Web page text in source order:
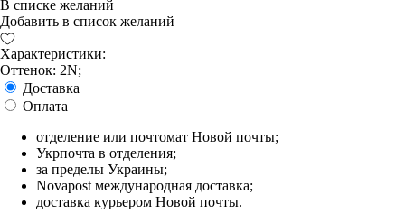
В списке желаний
Добавить в список желаний
Характеристики:
Оттенок: 2N;
Доставка
Оплата
отделение или почтомат Новой почты;
Укрпочта в отделения;
за пределы Украины;
Novapost международная доставка;
доставка курьером Новой почты.